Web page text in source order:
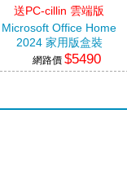
送PC-cillin 雲端版
Microsoft Office Home
2024 家用版盒裝
網路價 $5490